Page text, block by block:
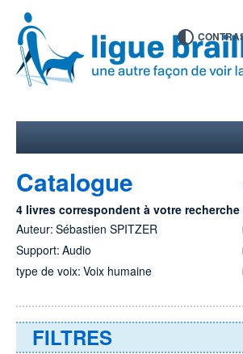
Catalogue
4 livres correspondent à votre
Auteur: Sébastien SPITZER
Support: Audio
type de voix: Voix humaine
FILTRES